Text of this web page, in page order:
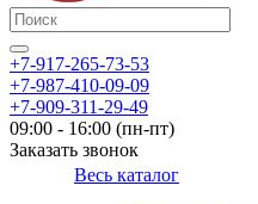
+7-917-265-73-53
+7-987-410-09-09
+7-909-311-29-49
09:00 - 16:00 (пн-пт)
Заказать звонок
Весь каталог